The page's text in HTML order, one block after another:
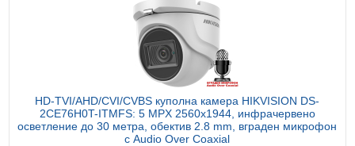
HD-TVI/AHD/CVI/CVBS куполна камера HIKVISION DS-
2CE76H0T-ITMFS: 5 MPX 2560x1944, инфрачервено
осветление до 30 метра, обектив 2.8 mm, вграден микрофон
с Audio Over Coaxial